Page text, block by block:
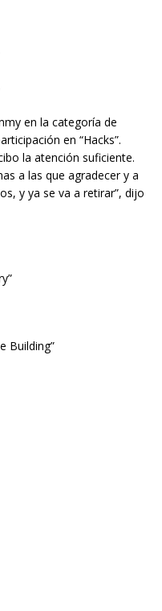
en la categoría de
en “Hacks”.
la atención suficiente.
a las que agradecer y a
y ya se va a retirar”, dijo
Building”